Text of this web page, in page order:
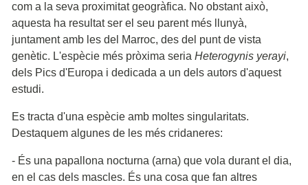
com a la seva proximitat geogràfica. No obstant això,
aquesta ha resultat ser el seu parent més llunyà,
juntament amb les del Marroc, des del punt de vista
genètic. L'espècie més pròxima seria Heterogynis yerayi,
dels Pics d'Europa i dedicada a un dels autors d'aquest
estudi.
Es tracta d'una espècie amb moltes singularitats.
Destaquem algunes de les més cridaneres:
- És una papallona nocturna (arna) que vola durant el dia,
en el cas dels mascles. És una cosa que fan altres